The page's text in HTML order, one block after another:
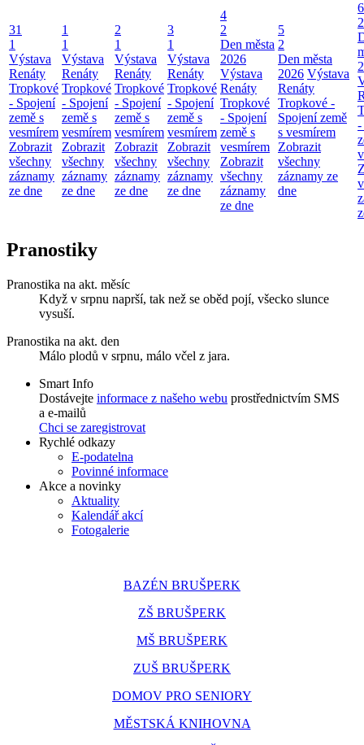
31
1
Výstava
Renáty
Tropkové
- Spojení
země s
vesmírem
Zobrazit
všechny
záznamy
ze dne
1
1
Výstava
Renáty
Tropkové
- Spojení
země s
vesmírem
Zobrazit
všechny
záznamy
ze dne
2
1
Výstava
Renáty
Tropkové
- Spojení
země s
vesmírem
Zobrazit
všechny
záznamy
ze dne
3
1
Výstava
Renáty
Tropkové
- Spojení
země s
vesmírem
Zobrazit
všechny
záznamy
ze dne
4
2
Den města
2026
Výstava
Renáty
Tropkové
- Spojení
země s
vesmírem
Zobrazit
všechny
záznamy
ze dne
5
2
Den města
2026 Výstava
Renáty
Tropkové -
Spojení země
s vesmírem
Zobrazit
všechny
záznamy ze
dne
6
2
-
Pranostiky
Pranostika na akt. měsíc
Když v srpnu naprší, tak než se oběd pojí, všecko slunce
vysuší.
Pranostika na akt. den
Málo plodů v srpnu, málo včel z jara.
Smart Info
Dostávejte informace z našeho webu prostřednictvím SMS
a e-mailů
Chci se zaregistrovat
Rychlé odkazy
E-podatelna
Povinné informace
Akce a novinky
Aktuality
Kalendář akcí
Fotogalerie
BAZÉN BRUŠPERK
ZŠ BRUŠPERK
MŠ BRUŠPERK
ZUŠ BRUŠPERK
DOMOV PRO SENIORY
MĚSTSKÁ KNIHOVNA